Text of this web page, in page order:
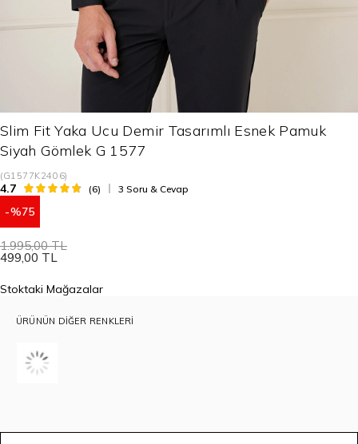
Slim Fit Yaka Ucu Demir Tasarımlı Esnek Pamuk
Siyah Gömlek G 1577
(G1577K2406)
4.7 (6) 3 Soru & Cevap
75
1.995,00 TL
499,00 TL
Stoktaki Mağazalar
ÜRÜNÜN DIĞER RENKLERI